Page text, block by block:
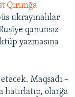
Qırımğa
ukrayınalılar
qanunsız
yazmasına
Maqsadı –
hatırlatıp, olarğa